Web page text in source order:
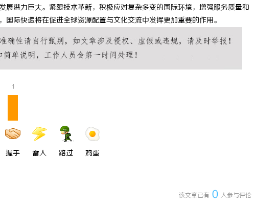
展潜力巨大。紧跟技术革新，积极应对复杂多变的国际环境，增强服务质量和
际快递将在促进全球资源配置与文化交流中发挥更加重要的作用。
1
握手 雷人 路过 鸡蛋
该文章已有 0 人参与评论
全解析